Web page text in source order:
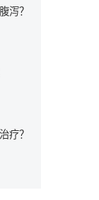
泻？
疗？